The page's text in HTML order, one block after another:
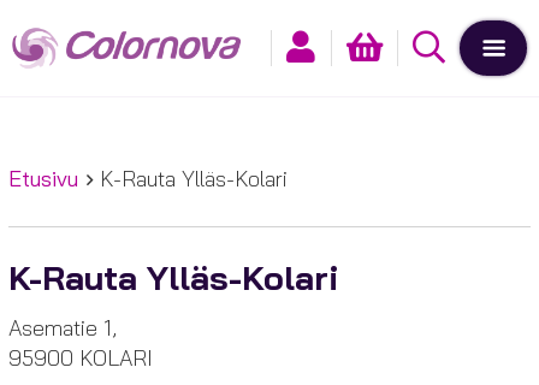
Etusivu K-Rauta Ylläs-Kolari
K-Rauta Ylläs-Kolari
Asematie 1,
95900 KOLARI